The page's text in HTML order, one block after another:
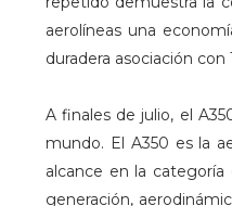
aerolíneas una
duradera asociación
A finales de julio, el
mundo. El A350 es la
alcance en la
generación,